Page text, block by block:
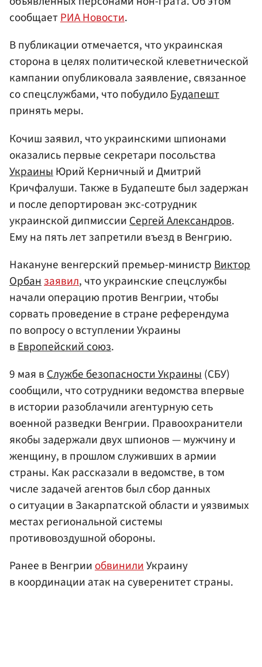
сообщаетРИА Новости.
В публикации отмечается, что украинская
сторона в целях политической клеветнической
кампании опубликовала заявление, связанное
со спецслужбами, что побудилоБудапешт
принять меры.
Кочиш заявил, что украинскими шпионами
оказались первые секретари посольства
Украины Юрий Керничный и Дмитрий
Кричфалуши. Также в Будапеште был задержан
и после депортирован экс-сотрудник
украинской дипмиссии Сергей Александров.
Ему на пять лет запретили въезд в Венгрию.
Накануне венгерский премьер-министрВиктор
Орбанзаявил, что украинские спецслужбы
начали операцию против Венгрии, чтобы
сорвать проведение в стране референдума
по вопросу о вступлении Украины
вЕвропейский союз.
9 мая вСлужбе безопасности Украины(СБУ)
сообщили, что сотрудники ведомства впервые
в истории разоблачили агентурную сеть
военной разведки Венгрии. Правоохранители
якобы задержали двух шпионов — мужчину и
женщину, в прошлом служивших в армии
страны. Как рассказали в ведомстве, в том
числе задачей агентов был сбор данных
о ситуации в Закарпатской области и уязвимых
местах региональной системы
противовоздушной обороны.
Ранее в ВенгрииобвинилиУкраину
в координации атак на суверенитет страны.